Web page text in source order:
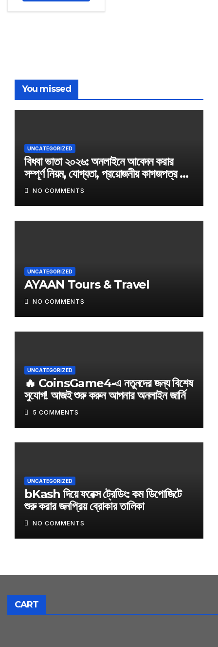
You missed
UNCATEGORIZED
বিধবা ভাতা ২০২৬: অনলাইনে আবেদন করার
সম্পূর্ণ নিয়ম, যোগ্যতা, প্রয়োজনীয় কাগজপত্র ও
অফিসিয়াল আবেদন লিংক
NO COMMENTS
UNCATEGORIZED
AYAAN Tours & Travel
NO COMMENTS
UNCATEGORIZED
🔥 CoinsGame4-এ নতুনদের জন্য বিশেষ
সুযোগ! আজই শুরু করুন আপনার অনলাইন জার্নি
5 COMMENTS
UNCATEGORIZED
bKash দিয়ে ফরেক্স ট্রেডিং: কম ডিপোজিটে
শুরু করার জনপ্রিয় ব্রোকার তালিকা
NO COMMENTS
CART